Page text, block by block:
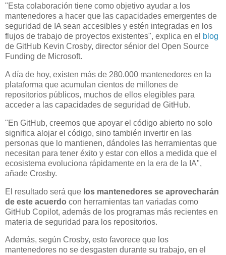
"Esta colaboración tiene como objetivo ayudar a los
mantenedores a hacer que las capacidades emergentes de
seguridad de IA sean accesibles y estén integradas en los
flujos de trabajo de proyectos existentes", explica en el blog
de GitHub Kevin Crosby, director sénior del Open Source
Funding de Microsoft.
A día de hoy, existen más de 280.000 mantenedores en la
plataforma que acumulan cientos de millones de
repositorios públicos, muchos de ellos elegibles para
acceder a las capacidades de seguridad de GitHub.
"En GitHub, creemos que apoyar el código abierto no solo
significa alojar el código, sino también invertir en las
personas que lo mantienen, dándoles las herramientas que
necesitan para tener éxito y estar con ellos a medida que el
ecosistema evoluciona rápidamente en la era de la IA",
añade Crosby.
El resultado será que los mantenedores se aprovecharán
de este acuerdo con herramientas tan variadas como
GitHub Copilot, además de los programas más recientes en
materia de seguridad para los repositorios.
Además, según Crosby, esto favorece que los
mantenedores no se desgasten durante su trabajo, en el